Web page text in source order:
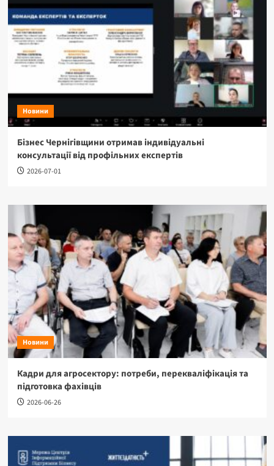
Новини
Бізнес Чернігівщини отримав індивідуальні
консультації від профільних експертів
2026-07-01
Новини
Кадри для агросектору: потреби, перекваліфікація та
підготовка фахівців
2026-06-26